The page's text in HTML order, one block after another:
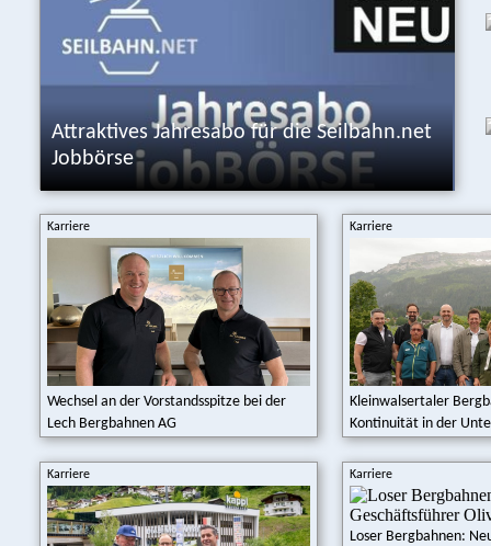
Attraktives Jahresabo für die Seilbahn.net
Jobbörse
Karriere
Wechsel an der Vorstandsspitze bei der
Lech Bergbahnen AG
Karriere
Kleinwalsertaler
Kontinuität in der
Karriere Karriere
Loser Bergbahnen: